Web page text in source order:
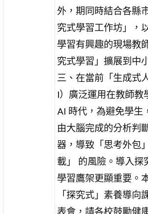
外，期同時結合各縣
究式學習工作坊」，
學習有興趣的現場教
究式學習」擴展到中
三、在當前「生成式
I）廣泛運用在教師教
AI 時代，為避免學生
由大腦完成的分析判
器，導致「思考外包
載」 的風險。導入探
學習鷹架更顯重要。
「探究式」素養導向